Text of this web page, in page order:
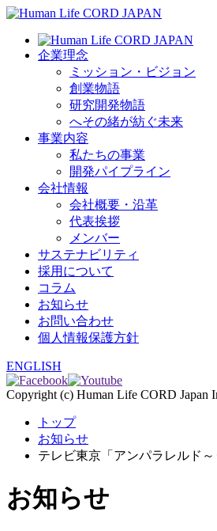
企業理念
ミッション・ビジョン
創業物語
研究開発物語
へその緒が紡ぐ未来
事業内容
私たちの事業
開発パイプライン
会社情報
会社概要・沿革
代表挨拶
メンバー
サステナビリティ
採用について
コラム
お知らせ
お問い合わせ
個人情報保護方針
ENGLISH
Copyright (c) Human Life CORD Japan
トップ
お知らせ
テレビ東京「アンパラレルド～
お知らせ